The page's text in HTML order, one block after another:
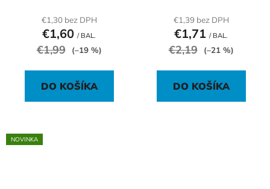
€1,30 bez DPH
€1,60 / BAL.
€1,99 (–19 %)
DO KOŠÍKA
€1,39 bez DPH
€1,71 / BAL.
€2,19 (–21 %)
DO KOŠÍKA
NOVINKA